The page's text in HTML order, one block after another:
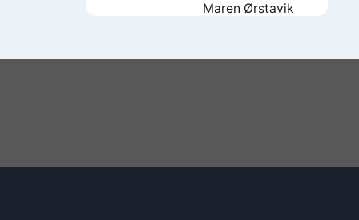
Maren Ørstavik